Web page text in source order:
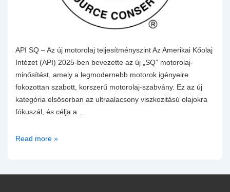
API SQ – Az új motorolaj teljesítményszint Az Amerikai Kőolaj
Intézet (API) 2025-ben bevezette az új „SQ” motorolaj-
minősítést, amely a legmodernebb motorok igényeire
fokozottan szabott, korszerű motorolaj-szabvány. Ez az új
kategória elsősorban az ultraalacsony viszkozitású olajokra
fókuszál, és célja a …
API
ILSAC
Read more »